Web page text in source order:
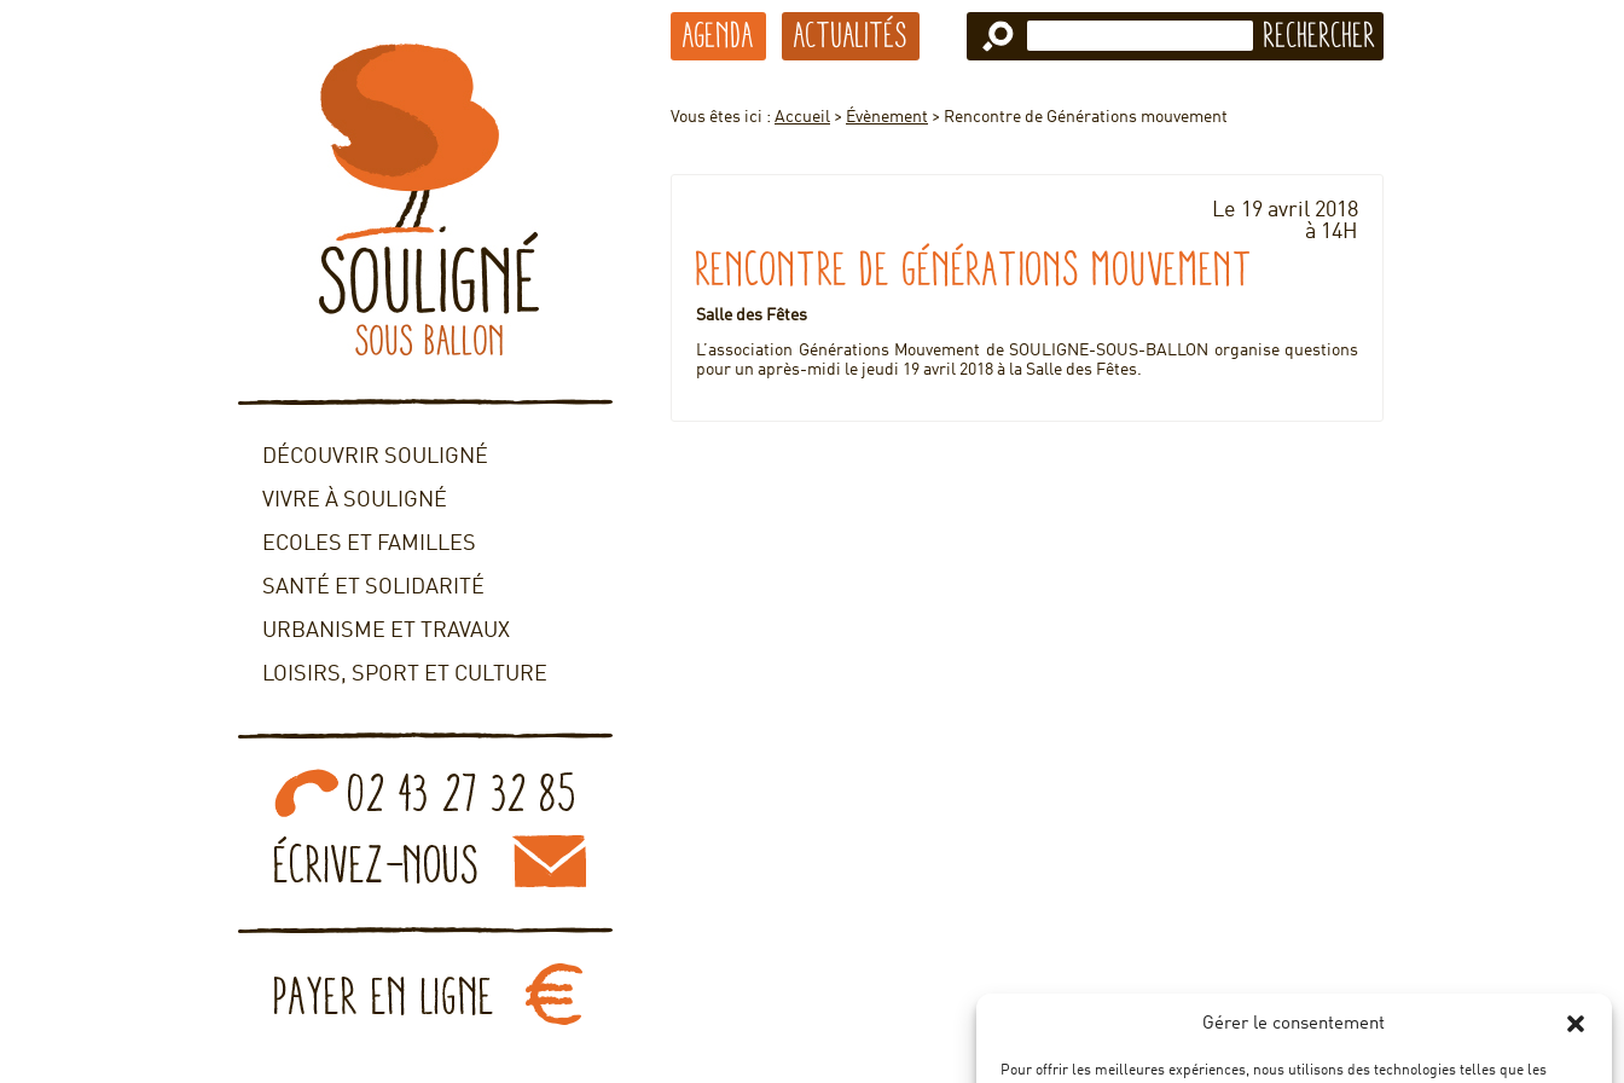
Gérer le consentement
Pour offrir les meilleures expériences, nous utilisons des technologies telles que les
DÉCOUVRIR SOULIGNÉ
VIVRE À SOULIGNÉ
ECOLES ET FAMILLES
SANTÉ ET SOLIDARITÉ
URBANISME ET TRAVAUX
LOISIRS, SPORT ET CULTURE
Agenda Actualités
Vous êtes ici : Accueil > Évènement > Rencontre de Générations mouvement
Le 19 avril 2018
à 14H
Rencontre de Générations mouvement
Salle des Fêtes
L’association Générations Mouvement de SOULIGNE-SOUS-BALLON organise questions
pour un après-midi le jeudi 19 avril 2018 à la Salle des Fêtes.